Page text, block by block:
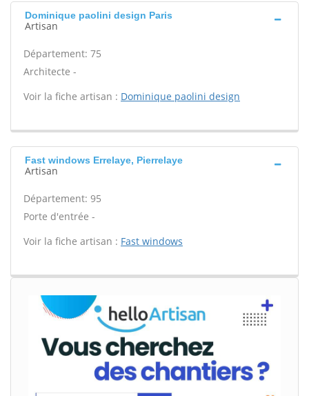
Dominique paolini design Paris
Artisan
Département: 75
Architecte -
Voir la fiche artisan : Dominique paolini design
Fast windows Errelaye, Pierrelaye
Artisan
Département: 95
Porte d'entrée -
Voir la fiche artisan : Fast windows